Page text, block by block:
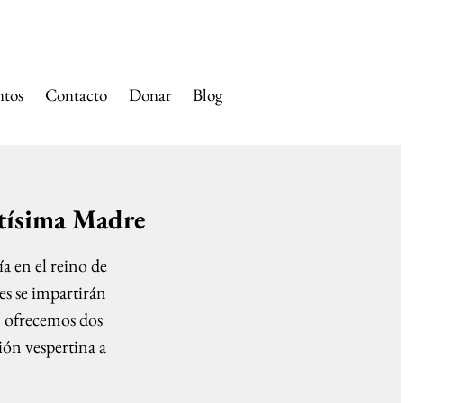
Contacto Donar Blog
Madre
en el reino de
se impartirán
dos
vespertina a